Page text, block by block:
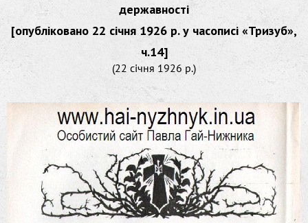
державності
[опубліковано 22 січня 1926 р. у часописі «Тризуб»,
ч.14]
(22 січня 1926 р.)